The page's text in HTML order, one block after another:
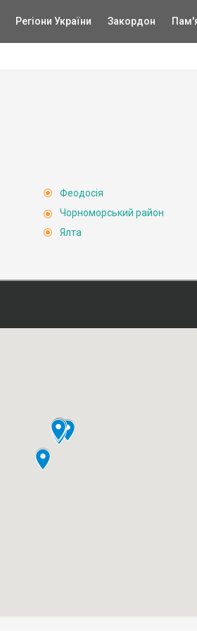
Регіони України Закордон
Феодосія
Чорноморський район
Ялта